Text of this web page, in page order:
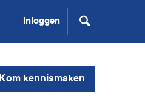
Inloggen
Kom kennismaken